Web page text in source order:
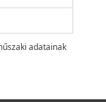
adatainak